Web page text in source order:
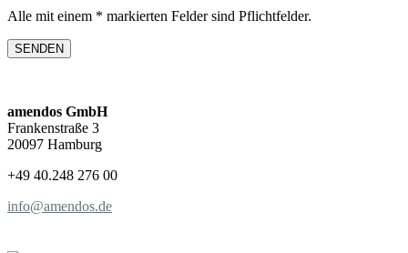
Alle mit einem * markierten Felder sind Pflichtfelder.
amendos GmbH
Frankenstraße 3
20097 Hamburg
+49 40.248 276 00
info@amendos.de